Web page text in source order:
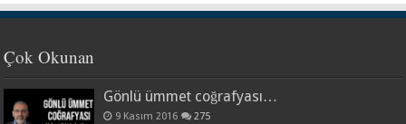
Çok Okunan
Gönlü ümmet coğrafyası…
9 Kasım 2016 275